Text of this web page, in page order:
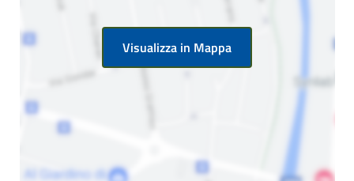
Visualizza in Mappa